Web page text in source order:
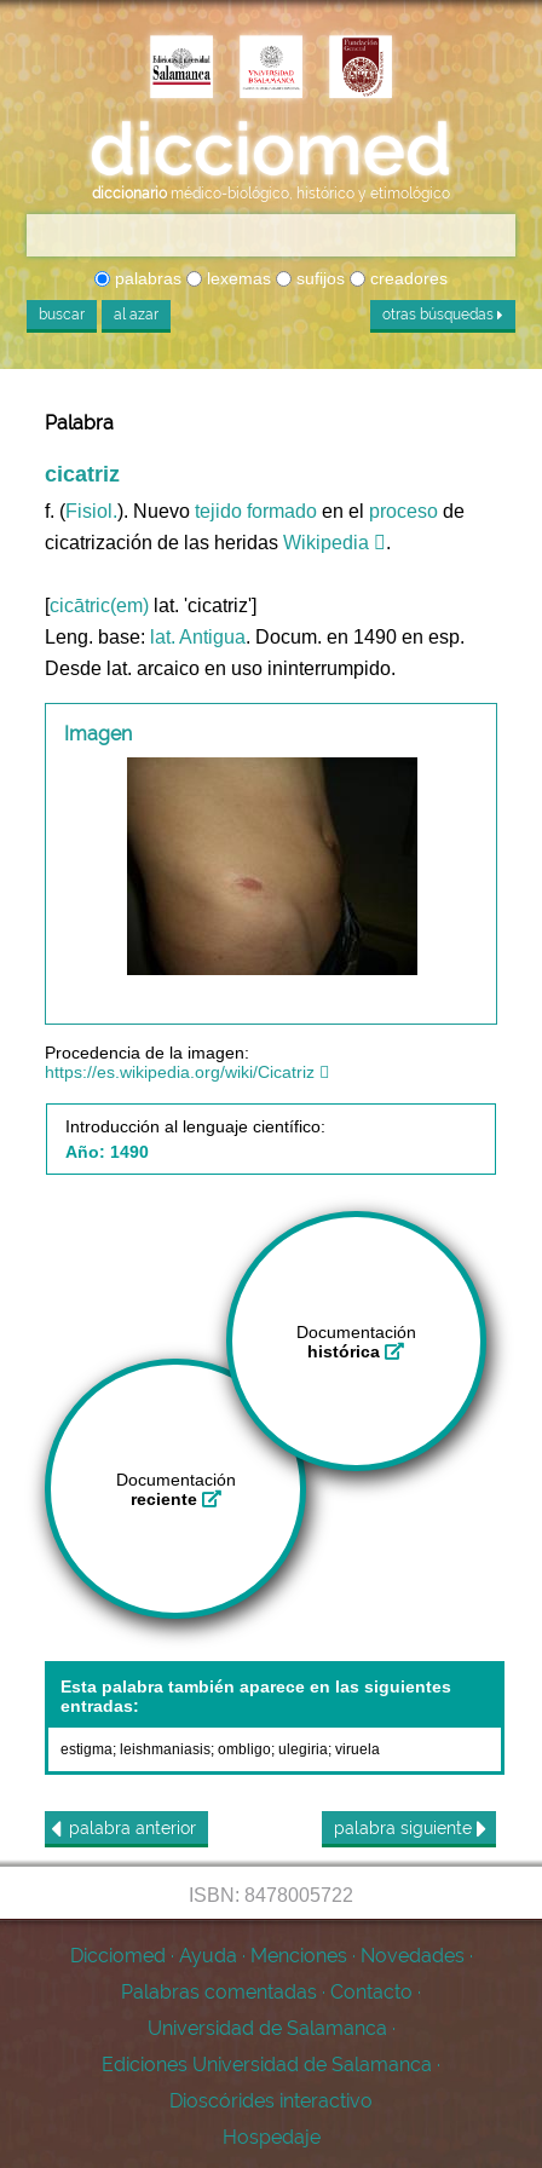
diccionario médico-biológico, histórico y etimológico
palabras lexemas sufijos creadores
buscar al azar otras búsquedas
Palabra
cicatriz
f. (Fisiol.). Nuevotejido formado en el proceso de
cicatrización de las heridasWikipedia .
[cicātric(em) lat. 'cicatriz']
Leng. base: lat. Antigua. Docum. en 1490 en esp.
Desde lat. arcaico en uso ininterrumpido.
Imagen
Procedencia de la imagen:
https://es.wikipedia.org/wiki/Cicatriz
Introducción al lenguaje científico:
Año: 1490
Documentación
histórica
Documentación
reciente
Esta palabra también aparece en las siguientes
entradas:
estigma; leishmaniasis;ombligo;ulegiria;viruela
palabra anterior palabra siguiente
ISBN: 8478005722
Dicciomed · Ayuda · Menciones · Novedades ·
Palabras comentadas · Contacto ·
Universidad de Salamanca ·
Ediciones Universidad de Salamanca ·
Dioscórides interactivo
Hospedaje